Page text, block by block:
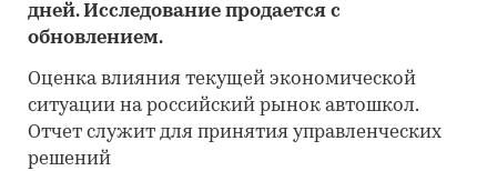
дней. Исследование продается с
обновлением.
Оценка влияния текущей экономической
ситуации на российский рынок автошкол.
Отчет служит для принятия управленческих
решений